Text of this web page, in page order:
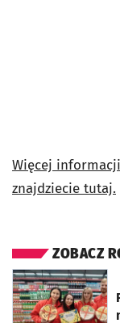
Więcej
znajdziecie tutaj.
ZOBACZ
otworzy się w